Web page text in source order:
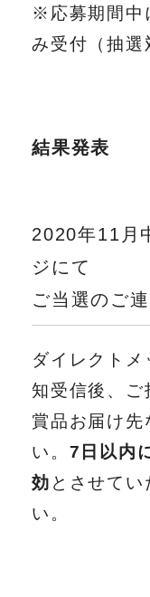
※応募期間中
み受付（抽選
結果発表
2020年11月
ジにて
ご当選のご
ダイレクト
知受信後、
賞品お届け先
い。 7日以内
効 とさせて
い。